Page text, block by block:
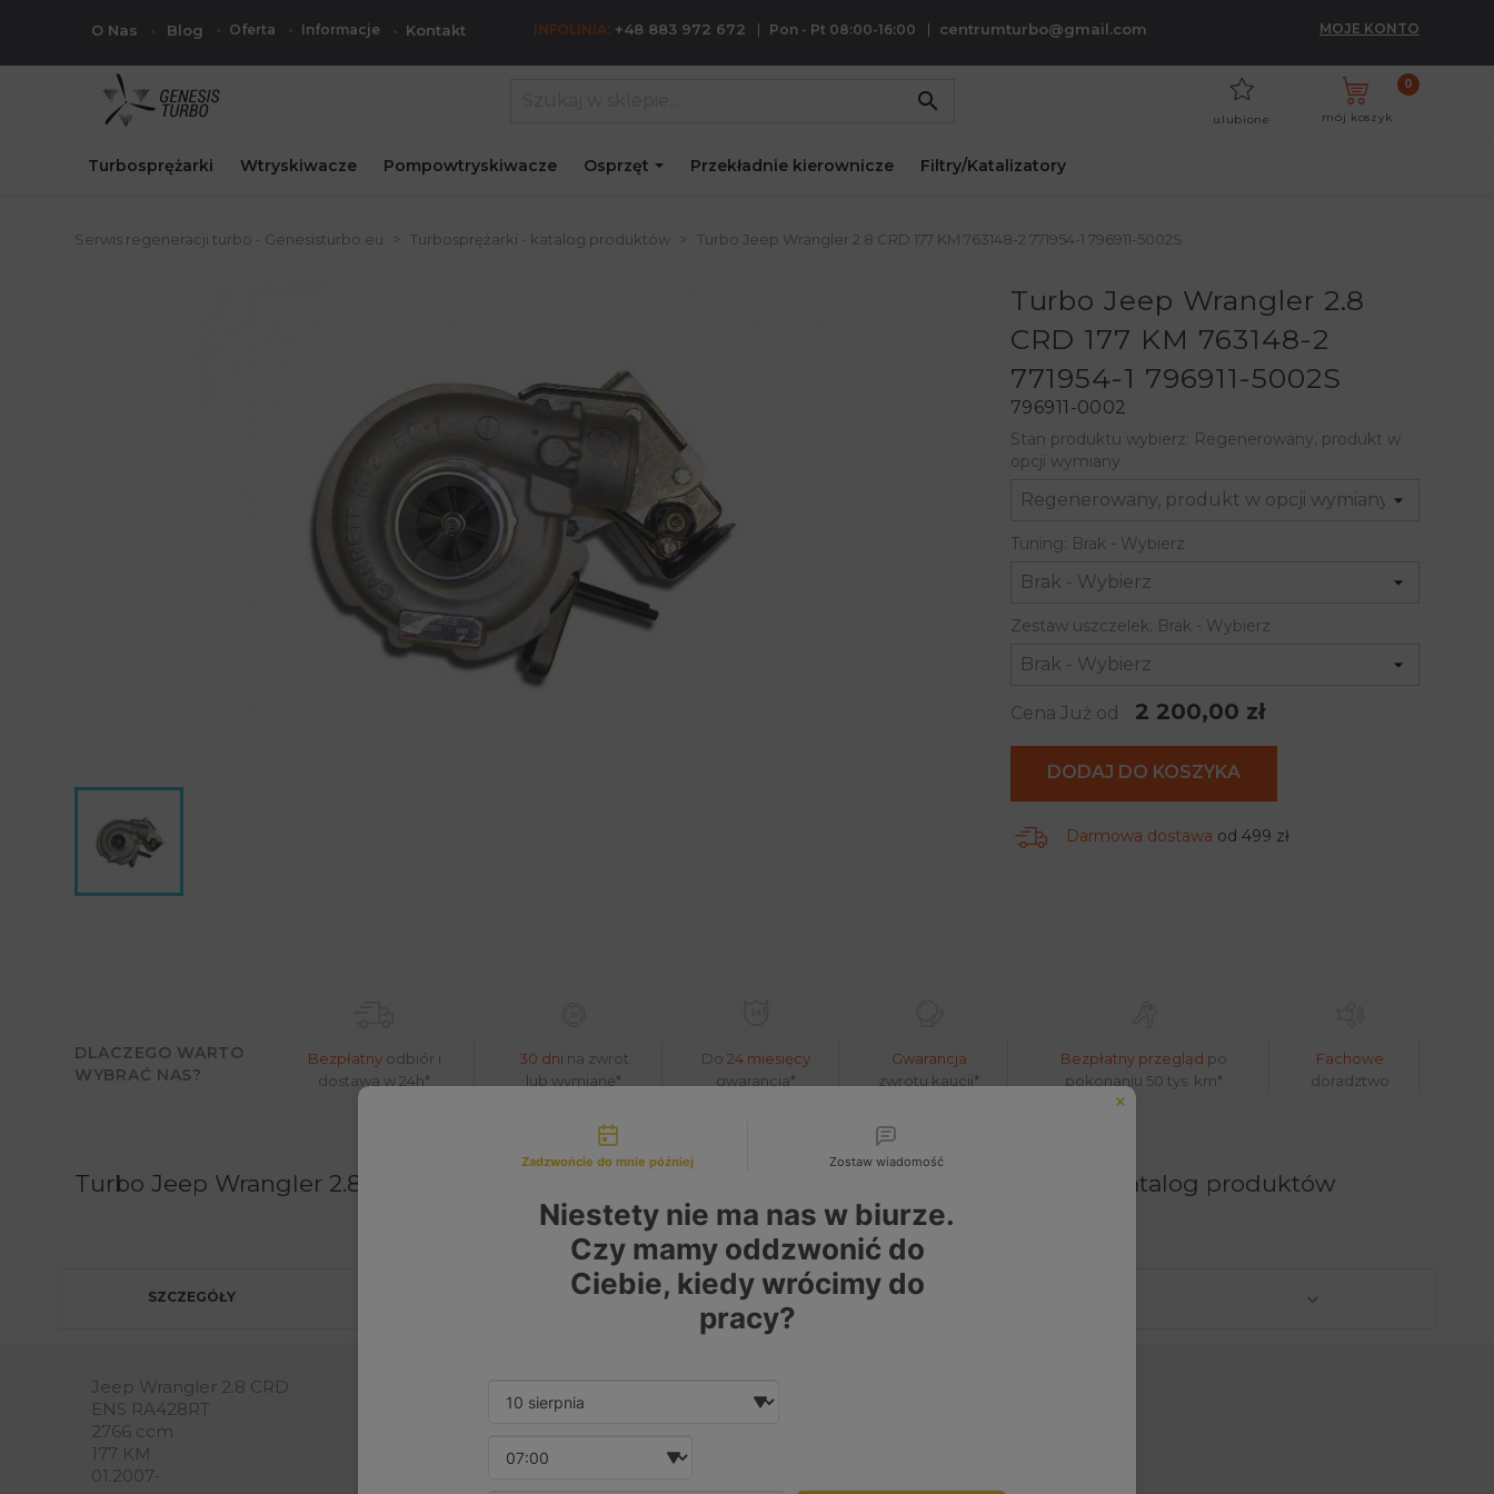
O Nas Blog Oferta Informacje Kontakt INFOLINIA: +48 883 972 672 Pon - Pt 08:00-16:00 centrumturbo@gmail.com MOJE KONTO
search
mój koszyk
0
ulubione
Turbosprężarki Wtryskiwacze Pompowtryskiwacze Osprzęt Przekładnie kierownicze Filtry/Katalizatory
Serwis regeneracji turbo - Genesisturbo.eu Turbosprężarki - katalog produktów Turbo Jeep Wrangler 2.8 CRD 177 KM 763148-2 771954-1 796911-5002S
Turbo Jeep Wrangler 2.8
CRD 177 KM 763148-2
771954-1 796911-5002S
796911-0002
Stan produktu wybierz: Regenerowany, produkt w
opcji wymiany
Tuning: Brak - Wybierz
Zestaw uszczelek: Brak - Wybierz
Cena Już od 2 200,00 zł
DODAJ DO KOSZYKA
Darmowa dostawa od 499 zł
DLACZEGO WARTO
WYBRAĆ NAS?
Bezpłatnyodbiór i
dostawa w 24h*
30 dni na zwrot
lub wymianę*
Do24 miesięcy
gwarancja*
Gwarancja
zwrotu kaucji*
Bezpłatny przegląd po
pokonaniu 50 tys. km*
Fachowe
doradztwo
Turbo Jeep Wrangler 2.8 CRD 177 KM 763148-2 771954-1 796911-5002S - Turbosprężarki - katalog produktów
SZCZEGÓŁY
Jeep Wrangler 2.8 CRD
ENS RA428RT
2766 ccm
177 KM
01.2007-
Możliwości kontaktu
Zadzwońcie do mnie później Zostaw wiadomość
Niestety nie ma nas w biurze.
Czy mamy oddzwonić do
Ciebie, kiedy wrócimy do
pracy?